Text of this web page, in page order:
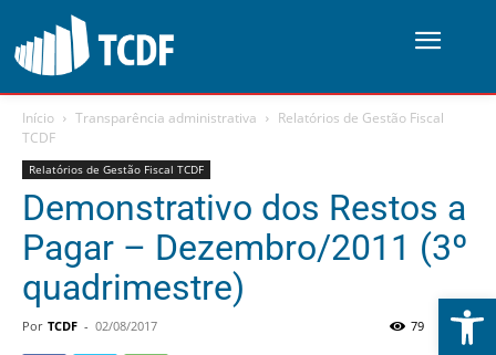
Abrir
Início Transparência administrativa
Relatórios de Gestão Fiscal
TCDF
Relatórios de Gestão Fiscal TCDF
Demonstrativo dos Restos a
Pagar – Dezembro/2011 (3º
quadrimestre)
Por TCDF - 02/08/2017 0
79